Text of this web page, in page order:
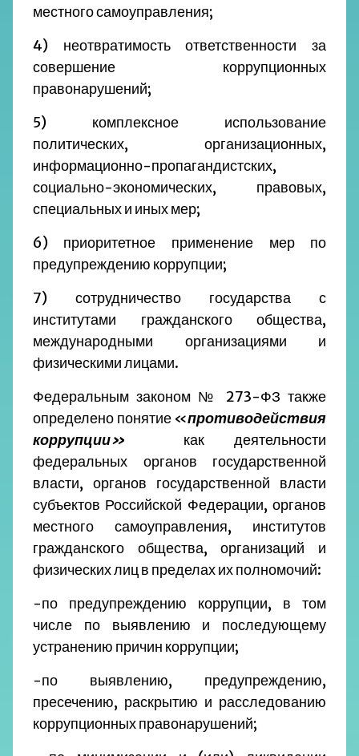
местного самоуправления;
4) неотвратимость ответственности за
совершение коррупционных
правонарушений;
5) комплексное использование
политических, организационных,
информационно-пропагандистских,
социально-экономических, правовых,
специальных и иных мер;
6) приоритетное применение мер по
предупреждению коррупции;
7) сотрудничество государства с
институтами гражданского общества,
международными организациями и
физическими лицами.
Федеральным законом № 273-ФЗ также
определено понятие «противодействия
коррупции»
как деятельности
федеральных органов государственной
власти, органов государственной власти
субъектов Российской Федерации, органов
местного самоуправления, институтов
гражданского общества, организаций и
физических лиц в пределах их полномочий:
-по предупреждению коррупции, в том
числе по выявлению и последующему
устранению причин коррупции;
-по выявлению, предупреждению,
пресечению, раскрытию и расследованию
коррупционных правонарушений;